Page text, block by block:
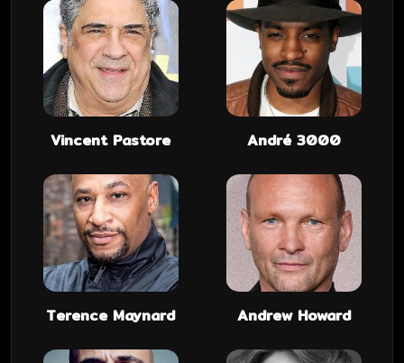
Vincent Pastore André 3000
Terence Maynard Andrew Howard